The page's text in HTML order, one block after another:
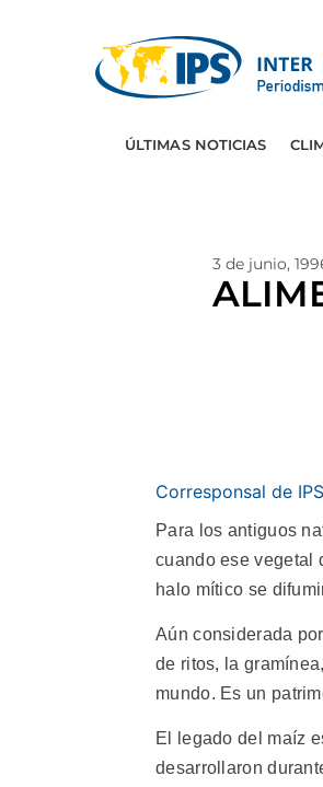
ÚLTIMAS NOTICIAS
3 de junio,
Corresponsal de IPS
Para los antiguos
cuando ese vegetal
halo mítico se
Aún considerada
de ritos, la
mundo. Es un
El legado del maíz
desarrollaron